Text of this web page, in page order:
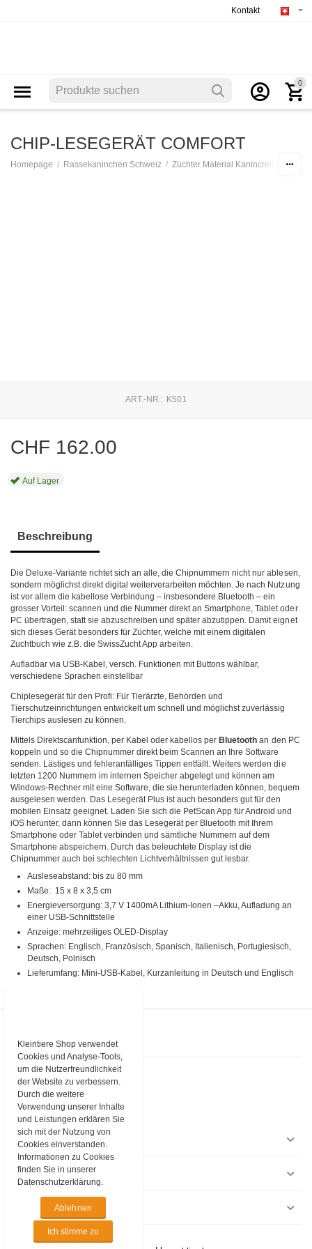
Kontakt
0
CHIP-LESEGERÄT COMFORT
Homepage / Rassekaninchen Schweiz / Züchter Material Kaninchen
ART.-NR.: K501
CHF 162.00
Auf Lager
Beschreibung
Die Deluxe-Variante richtet sich an alle, die Chipnummern nicht nur ablesen,
sondern möglichst direkt digital weiterverarbeiten möchten. Je nach Nutzung
ist vor allem die kabellose Verbindung – insbesondere Bluetooth – ein
grosser Vorteil: scannen und die Nummer direkt an Smartphone, Tablet oder
PC übertragen, statt sie abzuschreiben und später abzutippen. Damit eignet
sich dieses Gerät besonders für Züchter, welche mit einem digitalen
Zuchtbuch wie z.B. die SwissZucht App arbeiten.
Aufladbar via USB-Kabel, versch. Funktionen mit Buttons wählbar,
verschiedene Sprachen einstellbar
Chiplesegerät für den Profi: Für Tierärzte, Behörden und
Tierschutzeinrichtungen entwickelt um schnell und möglichst zuverlässig
Tierchips auslesen zu können.
Mittels Direktscanfunktion, per Kabel oder kabellos per Bluetooth an den PC
koppeln und so die Chipnummer direkt beim Scannen an Ihre Software
senden. Lästiges und fehleranfälliges Tippen entfällt. Weiters werden die
letzten 1200 Nummern im internen Speicher abgelegt und können am
Windows-Rechner mit eine Software, die sie herunterladen können, bequem
ausgelesen werden. Das Lesegerät Plus ist auch besonders gut für den
mobilen Einsatz geeignet. Laden Sie sich die PetScan App für Android und
iOS herunter, dann können Sie das Lesegerät per Bluetooth mit Ihrem
Smartphone oder Tablet verbinden und sämtliche Nummern auf dem
Smartphone abspeichern. Durch das beleuchtete Display ist die
Chipnummer auch bei schlechten Lichtverhältnissen gut lesbar.
Ausleseabstand: bis zu 80 mm
Maße: 15 x 8 x 3,5 cm
Energieversorgung: 3,7 V 1400mA Lithium-Ionen –Akku, Aufladung an
einer USB-Schnittstelle
Anzeige: mehrzeiliges OLED-Display
Sprachen: Englisch, Französisch, Spanisch, Italienisch, Portugiesisch,
Deutsch, Polnisch
Lieferumfang: Mini-USB-Kabel, Kurzanleitung in Deutsch und Englisch
KONTAKT
Kleintiere Schweiz
Industriestrasse 9
3362 Niederönz
Telefon+4162 552 94 65
E-Mail shop@kleintiere-schweiz.ch
EINKAUFEN
INFORMATIONEN
RECHTLICHES
Kleintiere Shop verwendet
Cookies und Analyse-Tools,
um die Nutzerfreundlichkeit
der Website zu verbessern.
Durch die weitere
Verwendung unserer Inhalte
und Leistungen erklären Sie
sich mit der Nutzung von
Cookies einverstanden.
Informationen zu Cookies
finden Sie in unserer
Datenschutzerklärung.
Ablehnen
Ich stimme zu